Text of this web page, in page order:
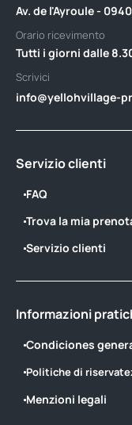
Av. de l'Ayroule -
Orario ricevimento
Tutti i giorni dalle
Scrivici
info@yellohvillage-
Servizio clienti
FAQ
Trova la mia
Servizio clienti
Informazioni
Condiciones
Politiche di
Menzioni legali